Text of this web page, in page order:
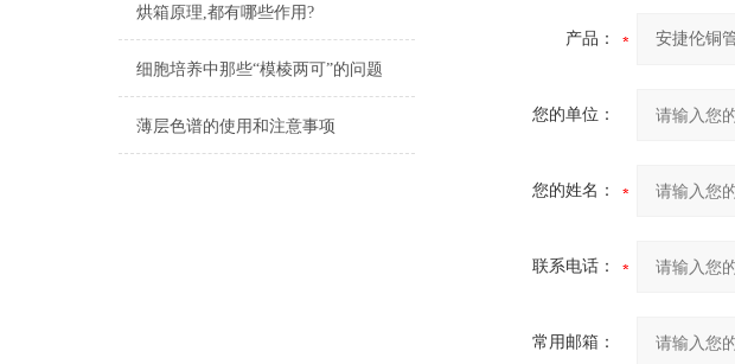
烘箱原理,都有哪些作用?
细胞培养中那些“模棱两可”的问题
薄层色谱的使用和注意事项
产品：
您的单位：
您的姓名：
联系电话：
常用邮箱：